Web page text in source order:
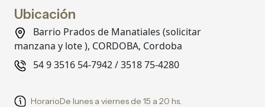
Ubicación
Barrio Prados de Manatiales (solicitar
manzana y lote ), CORDOBA, Cordoba
54 9 3516 54-7942 / 3518 75-4280
HorarioDe lunes a viernes de 15 a 20 hs.